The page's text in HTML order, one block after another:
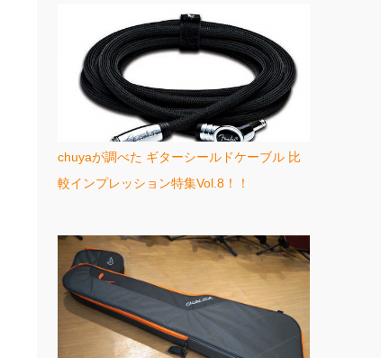
chuyaが調べた ギターシールドケーブル 比
較インプレッション特集Vol.8！！